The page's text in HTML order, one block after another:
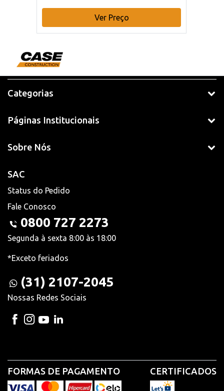
Ver Preço
Categorias
Páginas Institucionais
Sobre Nós
SAC
Status do Pedido
Fale Conosco
0800 727 2273
Segunda à sexta 8:00 às 18:00
*Exceto feriados
(31) 2107-2045
Nossas Redes Sociais
FORMAS DE PAGAMENTO CERTIFICADOS